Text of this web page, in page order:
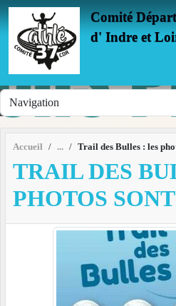
Comité
d' Indre et
Accueil Trail des Bulles : les
TRAIL DES
PHOTOS
Panneau de gestion des cookies